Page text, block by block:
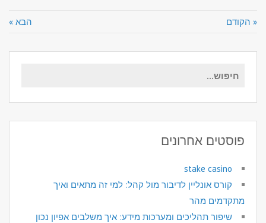
« הקודם הבא »
חיפוש
פוסטים אחרונים
stake casino
קורס אונליין לדיבור מול קהל: למי זה מתאים ואיך
מתקדמים מהר
שיפור תהליכים ומערכות מידע: איך משלבים אפיון נכון